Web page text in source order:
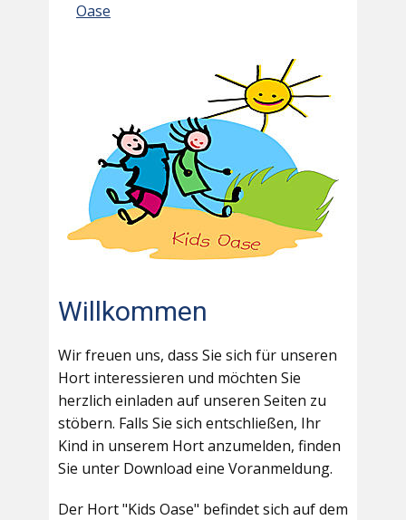
Oase
Willkommen
Wir freuen uns, dass Sie sich für unseren
Hort interessieren und möchten Sie
herzlich einladen auf unseren Seiten zu
stöbern. Falls Sie sich entschließen, Ihr
Kind in unserem Hort anzumelden, finden
Sie unter Download eine Voranmeldung.
Der Hort "Kids Oase" befindet sich auf dem